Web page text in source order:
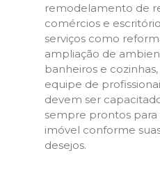
remodelamento de
comércios e
serviços como
ampliação de
banheiros e
equipe de
devem ser
sempre prontos para
imóvel conforme
desejos.